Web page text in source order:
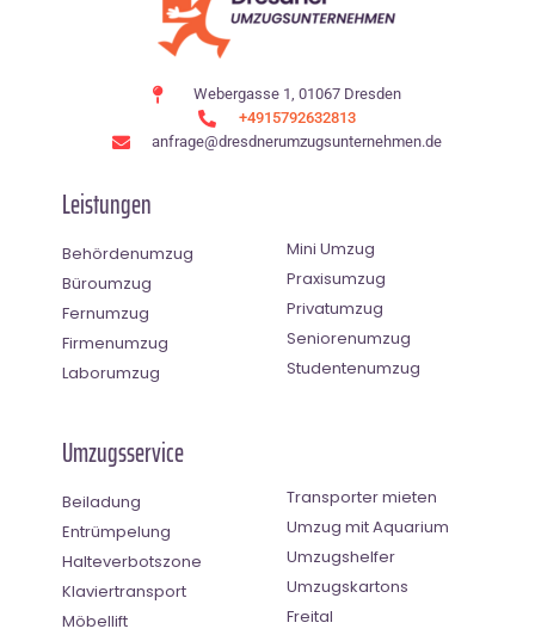
Webergasse 1, 01067 Dresden
+4915792632813
anfrage@dresdnerumzugsunternehmen.de
Leistungen
Behördenumzug
Büroumzug
Fernumzug
Firmenumzug
Laborumzug
Mini Umzug
Praxisumzug
Privatumzug
Seniorenumzug
Studentenumzug
Umzugsservice
Beiladung
Entrümpelung
Halteverbotszone
Klaviertransport
Möbellift
Transporter mieten
Umzug mit Aquarium
Umzugshelfer
Umzugskartons
Freital